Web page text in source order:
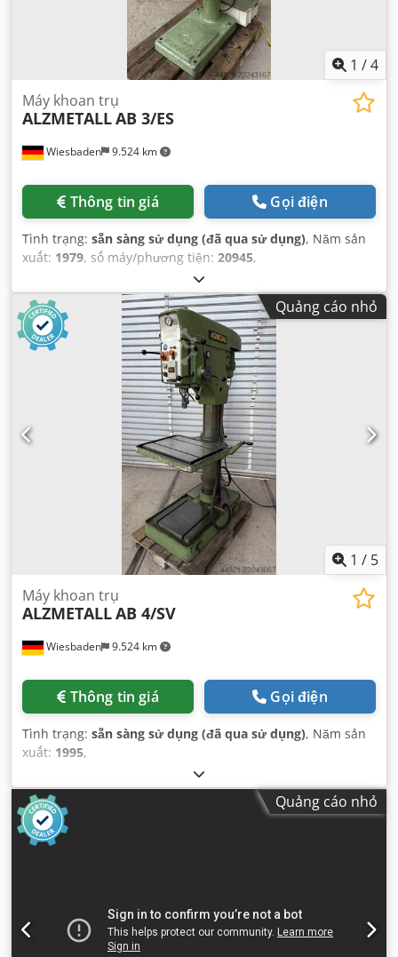
1 /4
Wiesbaden 9.524 km
Máy khoan trụ
ALZMETALLAB 3/ES
Thông tin giá Gọi điện
Tình trạng: sẵn sàng sử dụng (đã qua sử dụng), Năm sản
xuất: 1979, số máy/phương tiện: 20945,
Quảng cáo nhỏ
1 / 5
Wiesbaden 9.524 km
Máy khoan trụ
ALZMETALLAB 4/SV
Thông tin giá Gọi điện
Tình trạng: sẵn sàng sử dụng (đã qua sử dụng), Năm sản
xuất: 1995,
Quảng cáo nhỏ